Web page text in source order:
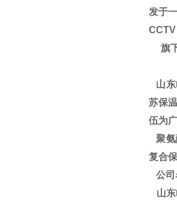
发于
旗下
山东
苏保
伍为
聚
复合
公司
山东